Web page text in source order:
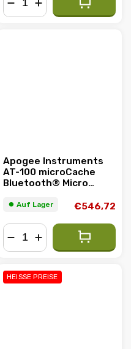
Apogee Instruments
AT-100 microCache
Bluetooth® Micro
⏺︎ Auf Lager €546,72
HEISSE PREISE